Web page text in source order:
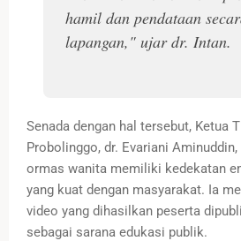
hamil dan pendataan
lapangan," ujar dr. Intan.
Senada dengan hal tersebut, Ketua
Probolinggo, dr. Evariani
ormas wanita memiliki kedekatan
yang kuat dengan masyarakat. Ia
video yang dihasilkan peserta
sebagai sarana edukasi publik.